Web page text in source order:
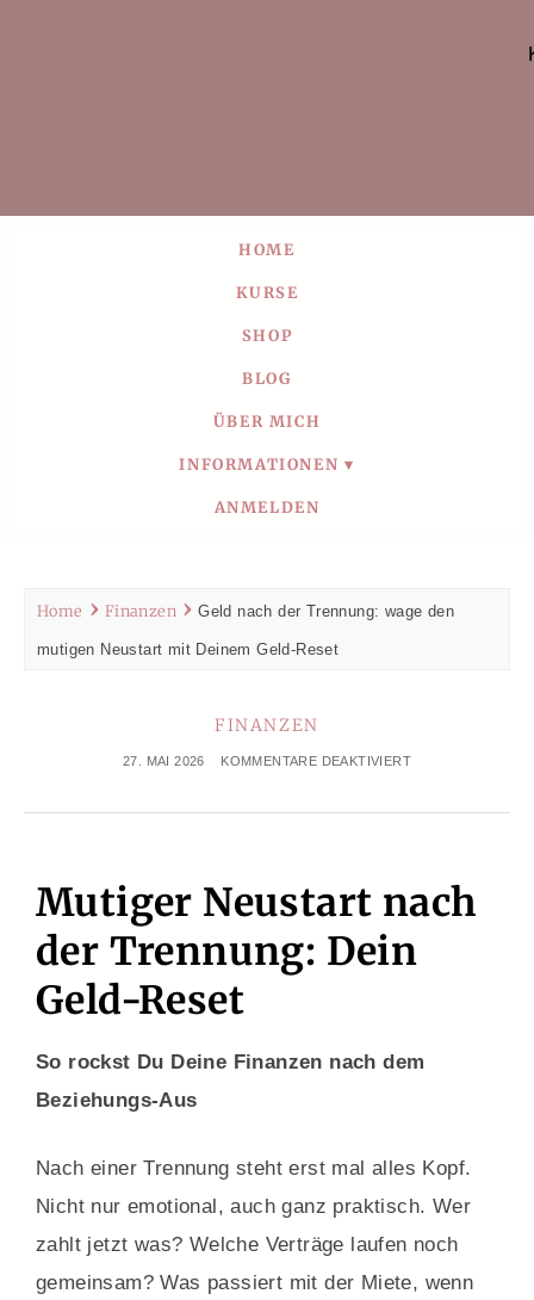
HOME
KURSE
SHOP
BLOG
ÜBER MICH
INFORMATIONEN
ANMELDEN
Home Finanzen Geld nach der Trennung: wage den
mutigen Neustart mit Deinem Geld-Reset
FINANZEN
27. MAI 2026 KOMMENTARE DEAKTIVIERT
Mutiger Neustart nach
der Trennung: Dein
Geld-Reset
So rockst Du Deine Finanzen nach dem
Beziehungs-Aus
Nach einer Trennung steht erst mal alles Kopf.
Nicht nur emotional, auch ganz praktisch. Wer
zahlt jetzt was? Welche Verträge laufen noch
gemeinsam? Was passiert mit der Miete, wenn